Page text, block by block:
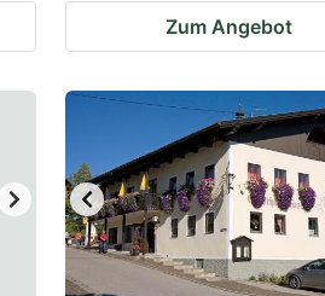
Zum Angebot